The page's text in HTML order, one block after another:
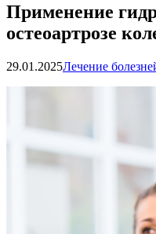
Применение
остеоартрозе
29.01.2025Лечение